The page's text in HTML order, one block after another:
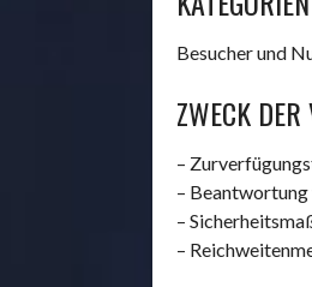
Besucher und
ZWECK
–
–
–
–